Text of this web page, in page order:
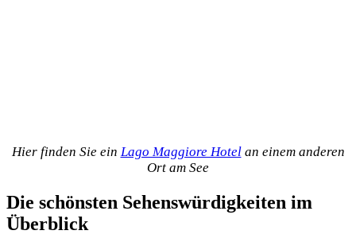
Hier finden Sie ein Lago Maggiore Hotelan einem anderen
Ort am See
Die schönsten Sehenswürdigkeiten im
Überblick